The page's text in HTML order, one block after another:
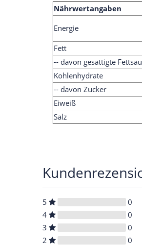
Nährwertangaben
Energie
Fett
-- davon gesättigte
Kohlenhydrate
-- davon Zucker
Eiweiß
Salz
5
0
4
0
3
0
2
0